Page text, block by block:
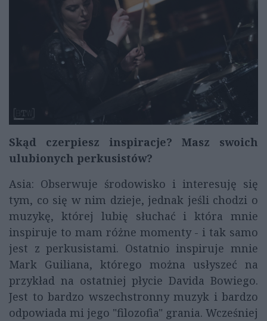
Skąd czerpiesz inspiracje? Masz swoich
ulubionych perkusistów?
Asia: Obserwuje środowisko i interesuję się
tym, co się w nim dzieje, jednak jeśli chodzi o
muzykę, której lubię słuchać i która mnie
inspiruje to mam różne momenty - i tak samo
jest z perkusistami. Ostatnio inspiruje mnie
Mark Guiliana, którego można usłyszeć na
przykład na ostatniej płycie Davida Bowiego.
Jest to bardzo wszechstronny muzyk i bardzo
odpowiada mi jego "filozofia" grania. Wcześniej